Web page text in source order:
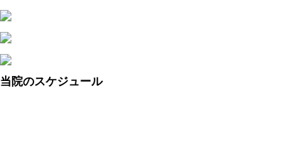
当院のスケジュール